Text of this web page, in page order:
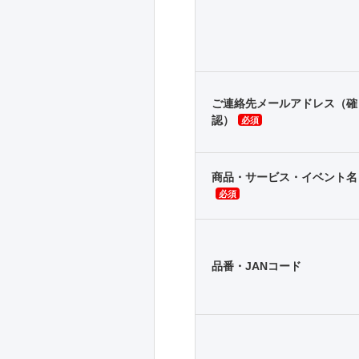
ご連絡先メールアドレス（確
認）
必須
商品・サービス・イベント名
必須
品番・JANコード